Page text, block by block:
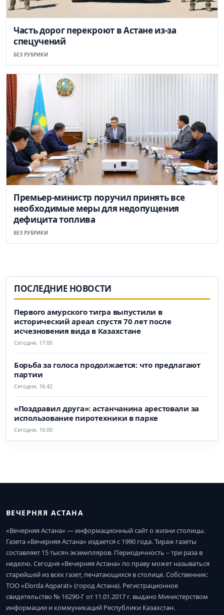
Часть дорог перекроют в Астане из-за
спецучений
БЕЗ РУБРИКИ
Премьер-министр поручил принять все
необходимые меры для недопущения
дефицита топлива
БЕЗ РУБРИКИ
ПОСЛЕДНИЕ НОВОСТИ
Первого амурского тигра выпустили в
исторический ареал спустя 70 лет после
исчезновения вида в Казахстане
Сегодня, 17:00
Борьба за голоса продолжается: что предлагают
партии
Сегодня, 16:42
«Поздравил друга»: астанчанина арестовали за
использование пиротехники в парке
Сегодня, 16:00
ВЕЧЕРНЯЯ АСТАНА
«Вечерняя Астана» — информационный сайт о жизни столицы.
Газета «Вечерняя Астана» издается с 1990 года. Тираж газеты
составляет 15 тысяч экземпляров. Периодичность – три раза в
неделю. Сегодня «Вечерняя Астана» по праву может называться
старейшей из всех газет, печатающихся в столице. Собственник:
ТОО «Elorda Aqparat» (город Астана). Регистрационное
свидетельство № 16290-Г от 11.01.2017 г. выдано Министерством
информации и коммуникаций Республики Казахстан.